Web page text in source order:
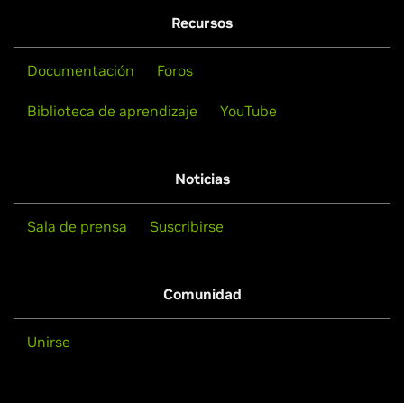
Recursos
Documentación Foros
Biblioteca de aprendizaje YouTube
Noticias
Sala de prensa Suscribirse
Comunidad
Unirse